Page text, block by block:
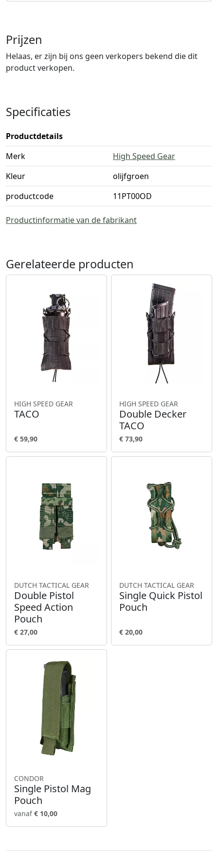
Prijzen
Helaas, er zijn bij ons geen verkopers bekend die dit
product verkopen.
Specificaties
Productdetails
Merk
High Speed Gear
Kleur
olijfgroen
productcode
11PT00OD
Productinformatie van de fabrikant
Gerelateerde producten
HIGH SPEED GEAR
TACO
€ 59,90
HIGH SPEED GEAR
Double Decker
TACO
€ 73,90
DUTCH TACTICAL GEAR
Double Pistol
Speed Action
Pouch
€ 27,00
DUTCH TACTICAL GEAR
Single Quick Pistol
Pouch
€ 20,00
CONDOR
Single Pistol Mag
Pouch
vanaf€ 10,00